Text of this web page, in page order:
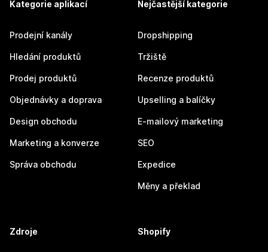
Kategorie aplikací
Prodejní kanály
Hledání produktů
Prodej produktů
Objednávky a doprava
Design obchodu
Marketing a konverze
Správa obchodu
Nejčastější kategorie
Dropshipping
Tržiště
Recenze produktů
Upselling a balíčky
E-mailový marketing
SEO
Expedice
Měny a překlad
Zdroje Shopify